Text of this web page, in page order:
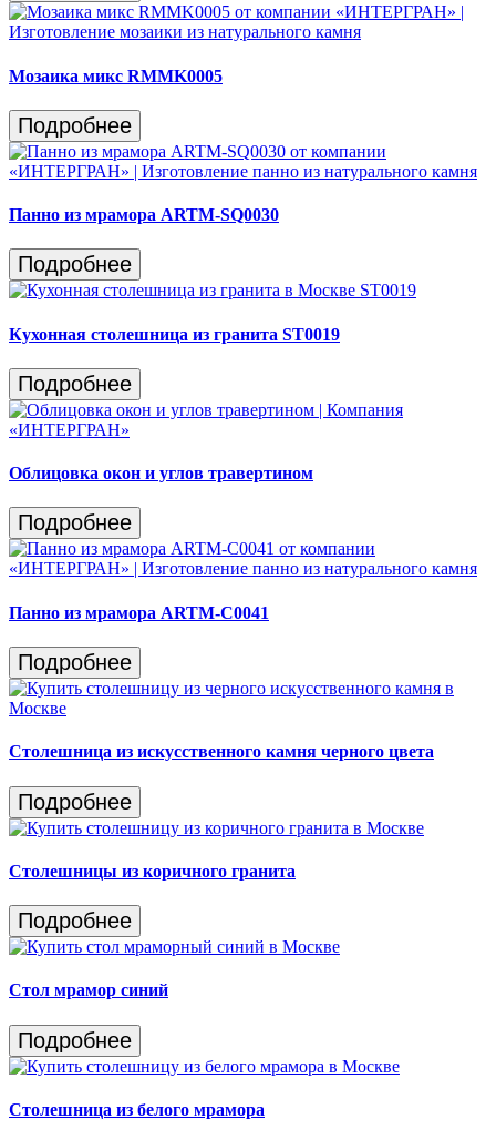
Мозаика микс RMMK0005
Подробнее
Панно из мрамора ARTM-SQ0030
Подробнее
Кухонная столешница из гранита ST0019
Подробнее
Облицовка окон и углов травертином
Подробнее
Панно из мрамора ARTM-C0041
Подробнее
Столешница из искусственного камня черного цвета
Подробнее
Столешницы из коричного гранита
Подробнее
Стол мрамор синий
Подробнее
Столешница из белого мрамора